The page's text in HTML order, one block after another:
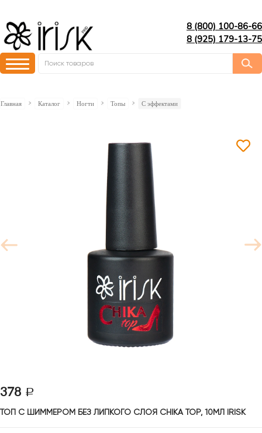
8 (800) 100-86-66
8 (925) 179-13-75
Главная Каталог Ногти Топы C эффектами
378
ТОП С ШИММЕРОМ БЕЗ ЛИПКОГО СЛОЯ CHIKA TOP, 10МЛ IRISK